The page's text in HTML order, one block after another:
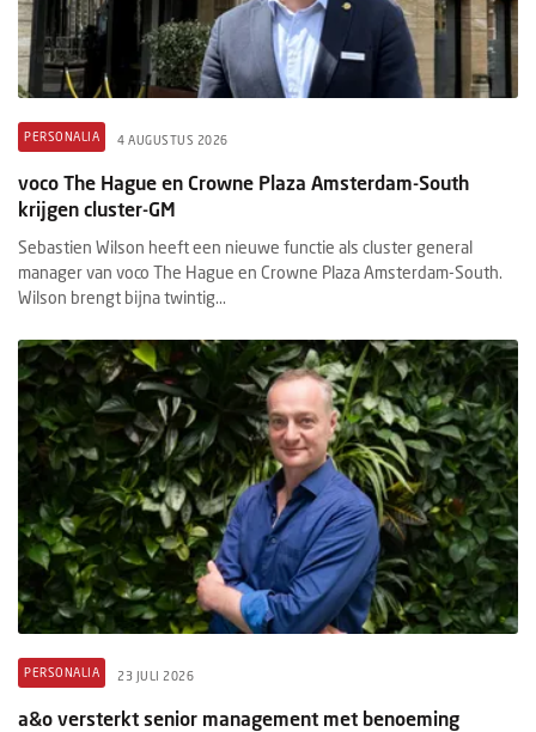
PERSONALIA 4 AUGUSTUS 2026
voco The Hague en Crowne Plaza Amsterdam-South
krijgen cluster-GM
Sebastien Wilson heeft een nieuwe functie als cluster general
manager van voco The Hague en Crowne Plaza Amsterdam-South.
Wilson brengt bijna twintig...
PERSONALIA 23 JULI 2026
a&o versterkt senior management met benoeming